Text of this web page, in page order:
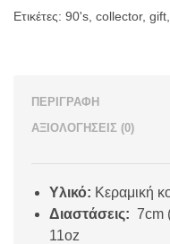
Ετικέτες: 90's collector, gift
ΠΕΡΙΓΡΑΦΉ
ΑΞΙΟΛΟΓΉΣΕΙΣ (0)
Υλικό: Κεραμική
Διαστάσεις: 7cm
11oz